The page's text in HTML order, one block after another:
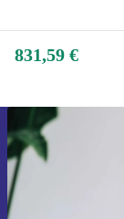
831,59 €